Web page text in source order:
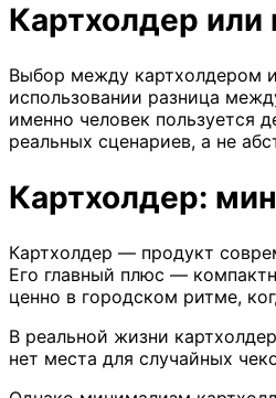
Картхолдер или
Выбор между картхолдером
использовании разница
именно человек пользуется
реальных сценариев, а не
Картхолдер:
Картхолдер — продукт
Его главный плюс —
ценно в городском ритме,
В реальной жизни
нет места для случайных